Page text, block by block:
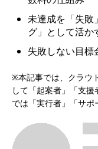
未達成を「失敗
グ」として活か
失敗しない目標
※本記事では、クラウ
して「起案者」「支
では「実行者」「サポ